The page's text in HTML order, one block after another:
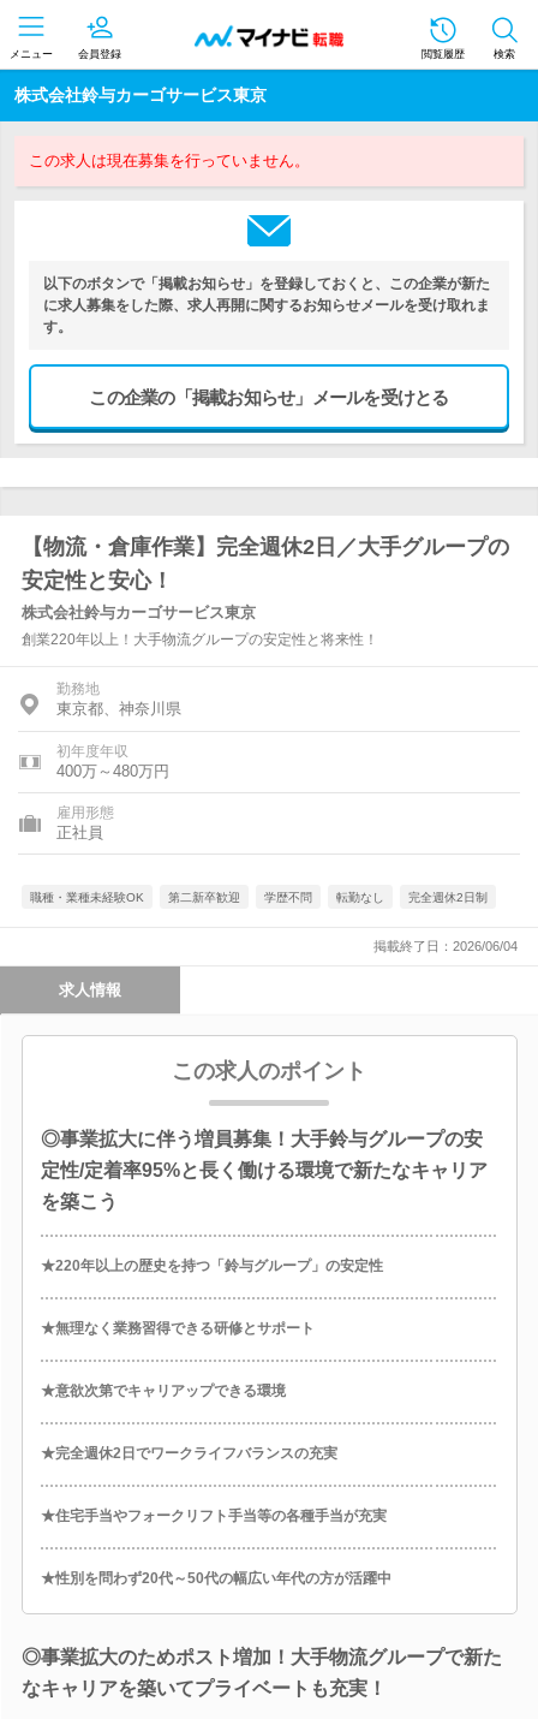
メニュー 会員登録 閲覧履歴 検索
株式会社鈴与カーゴサービス東京
この求人は現在募集を行っていません。
以下のボタンで「掲載お知らせ」を登録しておくと、この企業が新た
に求人募集をした際、求人再開に関するお知らせメールを受け取れま
す。
この企業の「掲載お知らせ」メールを受けとる
【物流・倉庫作業】完全週休2日／大手グループの
安定性と安心！
株式会社鈴与カーゴサービス東京
創業220年以上！大手物流グループの安定性と将来性！
勤務地
東京都、神奈川県
初年度年収
400万～480万円
雇用形態
正社員
職種・業種未経験OK 第二新卒歓迎 学歴不問 転勤なし 完全週休2日制
掲載終了日：2026/06/04
求人情報
この求人のポイント
◎事業拡大に伴う増員募集！大手鈴与グループの安
定性/定着率95%と長く働ける環境で新たなキャリア
を築こう
★220年以上の歴史を持つ「鈴与グループ」の安定性
★無理なく業務習得できる研修とサポート
★意欲次第でキャリアップできる環境
★完全週休2日でワークライフバランスの充実
★住宅手当やフォークリフト手当等の各種手当が充実
★性別を問わず20代～50代の幅広い年代の方が活躍中
◎事業拡大のためポスト増加！大手物流グループで新た
なキャリアを築いてプライベートも充実！